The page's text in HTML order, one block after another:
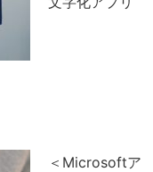
＜Microsoftア